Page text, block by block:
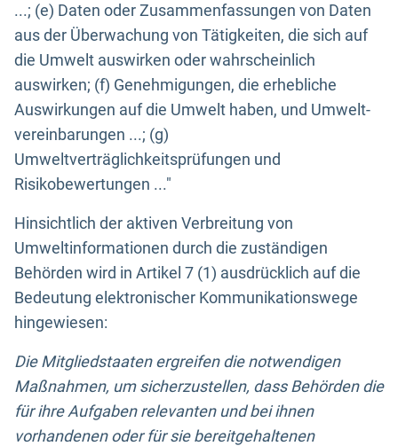
...; (e) Daten oder Zusammenfassungen von Daten
aus der Überwachung von Tätigkeiten, die sich auf
die Umwelt auswirken oder wahrscheinlich
auswirken; (f) Genehmigungen, die erhebliche
Auswirkungen auf die Umwelt haben, und Umwelt-
vereinbarungen ...; (g)
Umweltverträglichkeitsprüfungen und
Risikobewertungen ..."
Hinsichtlich der aktiven Verbreitung von
Umweltinformationen durch die zuständigen
Behörden wird in Artikel 7 (1) ausdrücklich auf die
Bedeutung elektronischer Kommunikationswege
hingewiesen:
Die Mitgliedstaaten ergreifen die notwendigen
Maßnahmen, um sicherzustellen, dass Behörden die
für ihre Aufgaben relevanten und bei ihnen
vorhandenen oder für sie bereitgehaltenen